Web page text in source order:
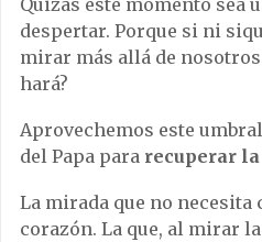
Quizás este momento sea
despertar. Porque si ni
mirar más allá de
hará?
Aprovechemos este
del Papa para recuperar
La mirada que no necesita
corazón. La que, al mirar